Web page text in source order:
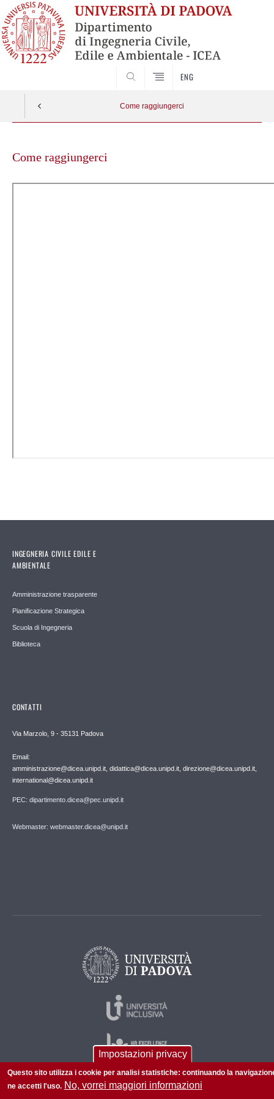
ENG
Come raggiungerci
contentCome raggiungerci
INGEGNERIA CIVILE EDILE E
AMBIENTALE
Amministrazione trasparente
Pianificazione Strategica
Scuola di Ingegneria
Biblioteca
CONTATTI
Via Marzolo, 9 - 35131 Padova
Email:
amministrazione@dicea.unipd.it, didattica@dicea.unipd.it, direzione@dicea.unipd.it,
international@dicea.unipd.it
PEC: dipartimento.dicea@pec.unipd.it
Webmaster: webmaster.dicea@unipd.it
Impostazioni privacy
Questo sito utilizza i cookie per analisi statistiche: continuando la
ne accetti l'uso. No, vorrei maggiori informazioni